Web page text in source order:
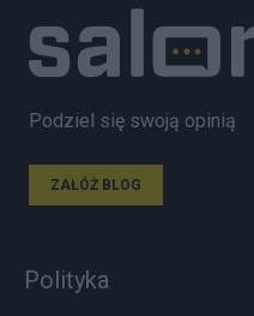
Podziel się swoją opinią
ZAŁÓŻ BLOG
Polityka